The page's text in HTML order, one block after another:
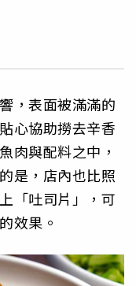
，表面被滿滿的
心協助撈去辛香
肉與配料之中，
是，店內也比照
「吐司片」，可
效果。